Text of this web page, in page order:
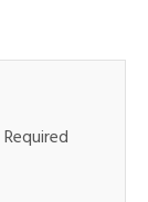
Required